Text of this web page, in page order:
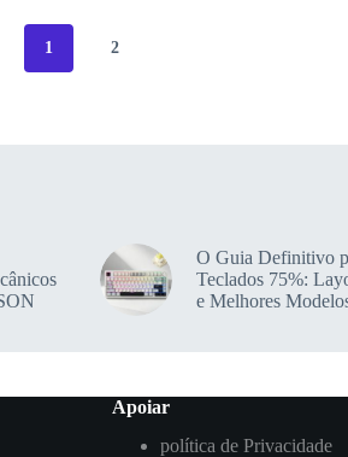
1 2
O Guia Definitivo
Teclados 75%:
e Melhores
Apoiar
política de Privacidade